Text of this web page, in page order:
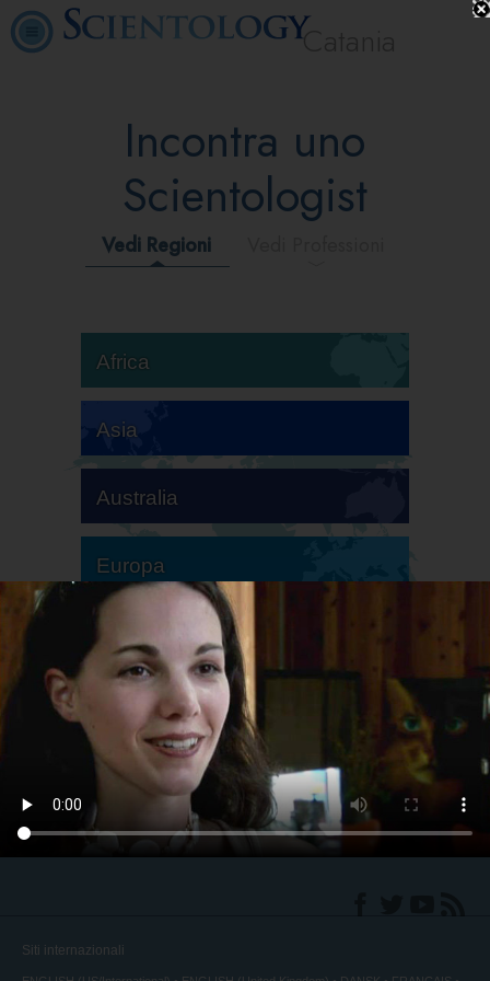
Catania
Incontra uno
Scientologist
Vedi Regioni
Africa
Asia
Australia
Europa
America del Sud
America del Nord
Siti internazionali